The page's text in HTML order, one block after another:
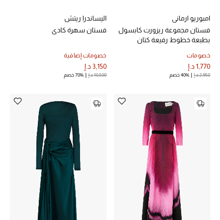
الأطفال
هدايا حسب السعر
تسوقوا الهدايا
المصممون
المصممون أ-ي
مصممون جدد
امبوريو ارماني
فستان مجموعة ريزورت كابسول
بطبعة خطوط رفيعة كتان
خصومات
1,770 د.إ
2,950 د.إ 40% خصم
اليساندرا ريتش
فستان سهرة كادي
خصومات إضافية
3,150 د.إ
10,500 د.إ 70% خصم